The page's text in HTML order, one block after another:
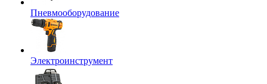
Пневмооборудование
Электроинструмент